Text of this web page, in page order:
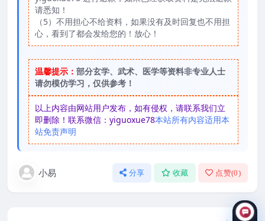
请悉知！
（5）不用担心不给资料，如果没有及时回复也不用担
心，看到了都会发给您的！放心！
温馨提示： 部分玄学、武术、医学等资料非专业人士
请勿模仿学习，仅供参考！
以上内容由网站用户发布，如有侵权，请联系我们立
即删除！联系微信：yiguoxue78本站所有内容适用本
站免责声明
小易 分享 收藏 点赞(0)